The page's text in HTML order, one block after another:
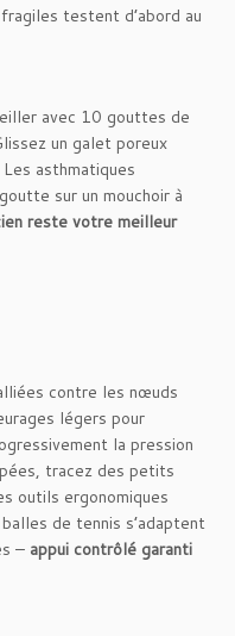
testent d’abord au
avec 10 gouttes de
un galet poreux
asthmatiques
sur un mouchoir à
reste votre meilleur
contre les nœuds
légers pour
la pression
tracez des petits
outils ergonomiques
de tennis s’adaptent
– appui contrôlé garanti